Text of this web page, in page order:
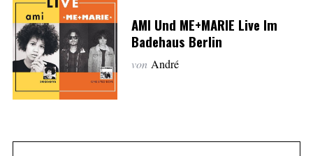
AMI Und ME+MARIE Live Im
Badehaus Berlin
von André